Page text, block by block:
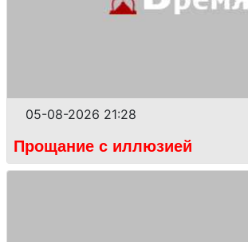
05-08-2026 21:28
Прощание с иллюзией